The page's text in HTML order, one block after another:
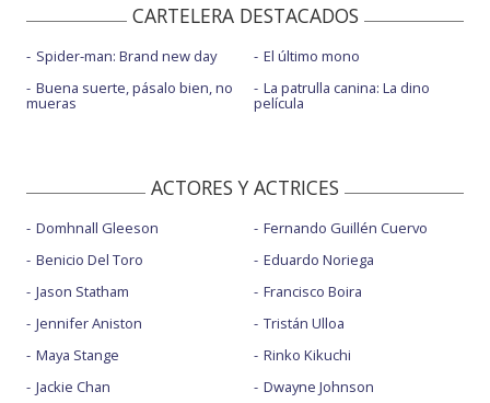
CARTELERA DESTACADOS
Spider-man: Brand new day
Buena suerte, pásalo bien, no
mueras
El último mono
La patrulla canina: La dino
película
ACTORES Y ACTRICES
Domhnall Gleeson
Benicio Del Toro
Jason Statham
Jennifer Aniston
Maya Stange
Jackie Chan
Fernando Guillén Cuervo
Eduardo Noriega
Francisco Boira
Tristán Ulloa
Rinko Kikuchi
Dwayne Johnson